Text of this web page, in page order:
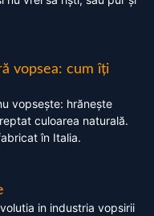
vopsea: cum îți
vopsește: hrănește
culoarea naturală.
în Italia.
in industria vopsirii